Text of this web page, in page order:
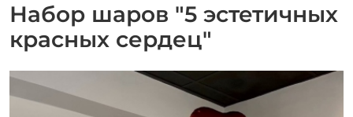
Набор шаров "5 эстетичных
красных сердец"